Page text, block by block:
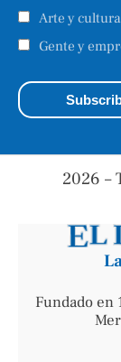
Arte y cultura
Gente y
2026 –
Fundado en